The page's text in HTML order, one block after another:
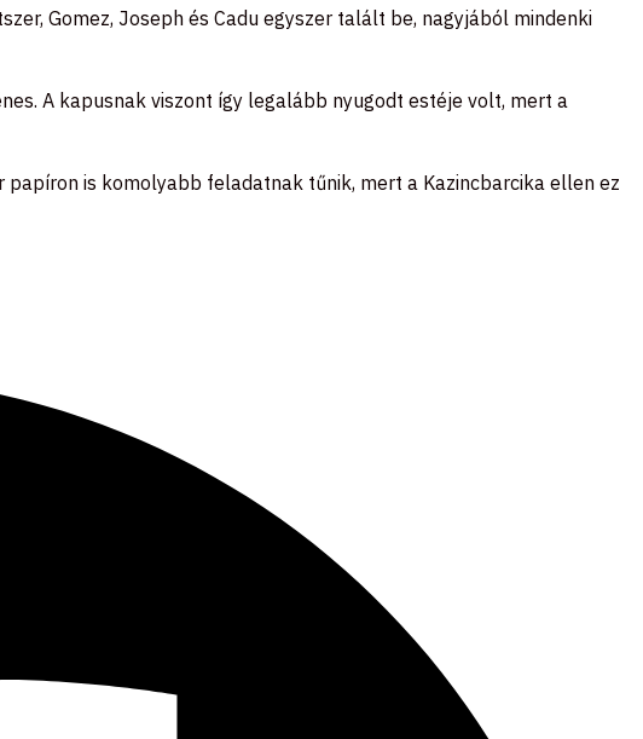
Gomez, Joseph és Cadu egyszer talált be, nagyjából mindenki
A kapusnak viszont így legalább nyugodt estéje volt, mert a
is komolyabb feladatnak tűnik, mert a Kazincbarcika ellen ez